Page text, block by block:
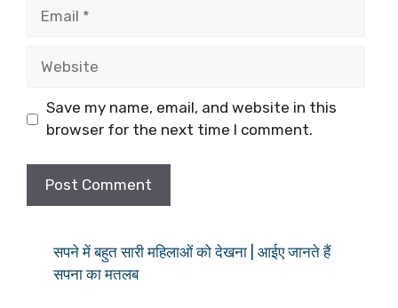
Save my name, email, and website in this
browser for the next time I comment.
सपने में बहुत सारी महिलाओं को देखना | आईए जानते हैं
सपना का मतलब